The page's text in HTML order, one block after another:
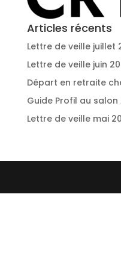
Articles récents
Lettre de veille juillet
Lettre de veille juin
Départ en retraite
Guide Profil au
Lettre de veille mai